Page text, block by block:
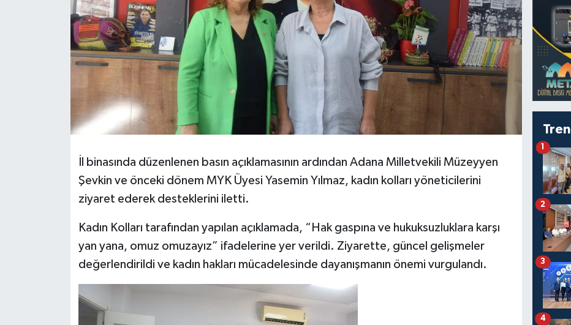
İl binasında düzenlenen basın açıklamasının ardından Adana Milletvekili Müzeyyen
Şevkin ve önceki dönem MYK Üyesi Yasemin Yılmaz, kadın kolları yöneticilerini
ziyaret ederek desteklerini iletti.
Kadın Kolları tarafından yapılan açıklamada, “Hak gaspına ve hukuksuzluklara karşı
yan yana, omuz omuzayız” ifadelerine yer verildi. Ziyarette, güncel gelişmeler
değerlendirildi ve kadın hakları mücadelesinde dayanışmanın önemi vurgulandı.
1
2
3
4